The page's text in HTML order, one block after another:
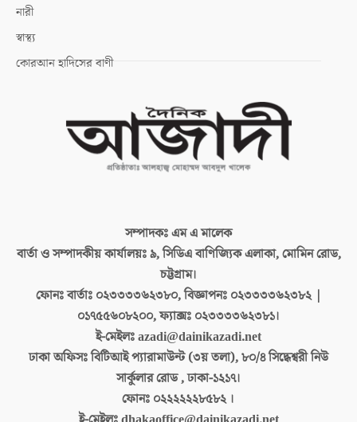
নারী
স্বাস্থ্য
কোরআন হাদিসের বাণী
সম্পাদকঃএম এ মালেক
বার্তা ও সম্পাদকীয় কার্যালয়ঃ৯, সিডিএ বাণিজ্যিক এলাকা, মোমিন রোড,
চট্টগ্রাম।
ফোনঃ বার্তাঃ ০২৩৩৩৩৬২৩৮০, বিজ্ঞাপনঃ ০২৩৩৩৩৬২৩৮২ |
০১৭৫৫৬০৮২০০, ফ্যাক্সঃ ০২৩৩৩৩৬২৩৮১।
ই-মেইলঃazadi@dainikazadi.net
ঢাকা অফিসঃবিটিআই প্যারামাউন্ট (৩য় তলা), ৮০/৪ সিদ্ধেশ্বরী নিউ
সার্কুলার রোড , ঢাকা-১২১৭।
ফোনঃ ০২২২২২২৮৫৮২ ।